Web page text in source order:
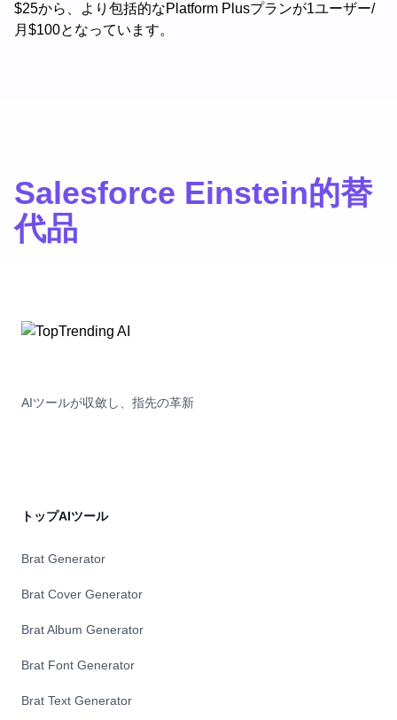
$25から、より包括的なPlatform Plusプランが1ユーザー/
月$100となっています。
Salesforce Einstein的替
代品
AIツールが収斂し、指先の革新
トップAIツール
Brat Generator
Brat Cover Generator
Brat Album Generator
Brat Font Generator
Brat Text Generator